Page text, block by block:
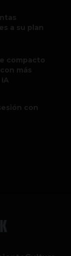
a su plan
compacto
más
con